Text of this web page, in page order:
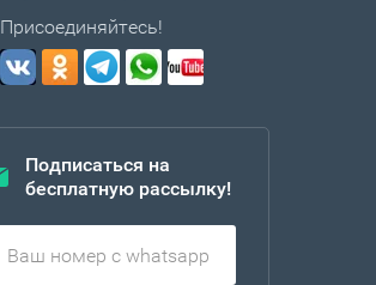
Присоединяйтесь!
Подписаться на
бесплатную рассылку!